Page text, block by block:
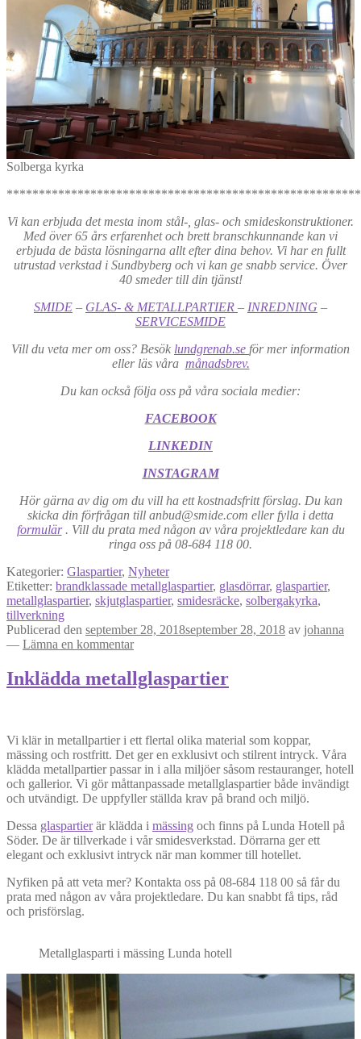
Solberga kyrka
Vi kan erbjuda det mesta inom stål-, glas- och smideskonstruktioner.
Med över 65 års erfarenhet och brett branschkunnande kan vi
erbjuda de bästa lösningarna allt efter dina behov. Vi har en fullt
utrustad verkstad i Sundbyberg och vi kan ge snabb service. Över
40 smeder till din tjänst!
SMIDE – GLAS- & METALLPARTIER – INREDNING –
SERVICESMIDE
Vill du veta mer om oss? Besök lundgrenab.se för mer information
eller läs våra månadsbrev.
Du kan också följa oss på våra sociala medier:
FACEBOOK
LINKEDIN
INSTAGRAM
Hör gärna av dig om du vill ha ett kostnadsfritt förslag. Du kan
skicka din förfrågan till anbud@smide.com eller fylla i detta
formulär. Vill du prata med någon av våra projektledare kan du
ringa oss på 08-684 118 00.
Kategorier: Glaspartier, Nyheter
Etiketter: brandklassade metallglaspartier, glasdörrar, glaspartier,
metallglaspartier, skjutglaspartier, smidesräcke, solbergakyrka,
tillverkning
Publicerad den september 28, 2018september 28, 2018 av johanna
— Lämna en kommentar
Inklädda metallglaspartier
Vi klär in metallpartier i ett flertal olika material som koppar,
mässing och rostfritt. Det ger en exklusivt och stilrent intryck. Våra
klädda metallpartier passar in i alla miljöer såsom restauranger, hotell
och gallerior. Vi gör måttanpassade metallglaspartier både invändigt
och utvändigt. De uppfyller ställda krav på brand och miljö.
Dessa glaspartierär klädda i mässing och finns på Lunda Hotell på
Söder. De är tillverkade i vår smidesverkstad. Dörrarna ger ett
elegant och exklusivt intryck när man kommer till hotellet.
Nyfiken på att veta mer? Kontakta oss på 08-684 118 00 så får du
prata med någon av våra projektledare. Du kan snabbt få tips, råd
och prisförslag.
Metallglasparti i mässing Lunda hotell